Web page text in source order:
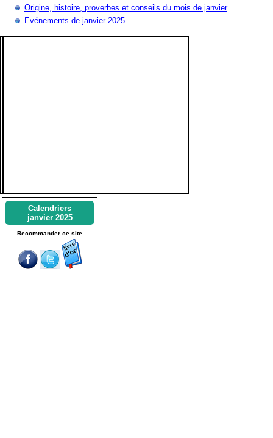
Origine, histoire, proverbes et conseils du mois de janvier.
Evénements de janvier 2025.
Calendriers
janvier 2025
Recommander ce site